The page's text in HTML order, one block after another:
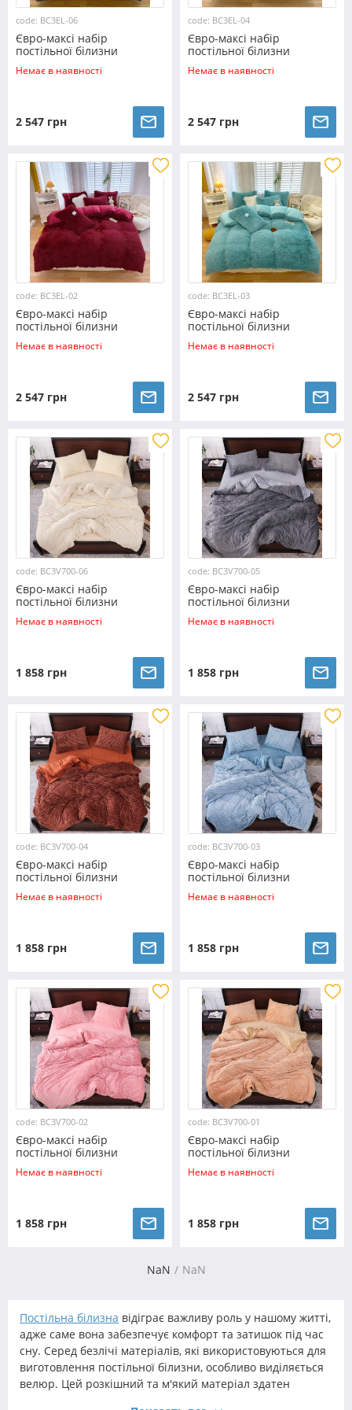
code: BC3EL-06
Євро-максі набір
постільної білизни
200*230 Плюш Травичка
№EL-06 Черешенка™
Немає в наявності
2 547 грн
code: BC3EL-04
Євро-максі набір
постільної білизни
200*230 Плюш Травичка
№EL-04 Черешенка™
Немає в наявності
2 547 грн
code: BC3EL-02
Євро-максі набір
постільної білизни
200*230 Плюш Травичка
№EL-02 Черешенка™
Немає в наявності
2 547 грн
code: BC3EL-03
Євро-максі набір
постільної білизни
200*230 Плюш Травичка
№EL-03 Черешенка™
Немає в наявності
2 547 грн
code: BC3V700-06
Євро-максі набір
постільної білизни
200*230 із Плюш Велюру
№700-06 Черешенка™
Немає в наявності
1 858 грн
code: BC3V700-05
Євро-максі набір
постільної білизни
200*230 із Плюш Велюру
№700-05 Черешенка™
Немає в наявності
1 858 грн
code: BC3V700-04
Євро-максі набір
постільної білизни
200*230 із Плюш Велюру
№700-04 Черешенка™
Немає в наявності
1 858 грн
code: BC3V700-03
Євро-максі набір
постільної білизни
200*230 із Плюш Велюру
№700-03 Черешенка™
Немає в наявності
1 858 грн
code: BC3V700-02
Євро-максі набір
постільної білизни
200*230 із Плюш Велюру
№700-02 Черешенка™
Немає в наявності
1 858 грн
code: BC3V700-01
Євро-максі набір
постільної білизни
200*230 із Плюш Велюру
№700-01 Черешенка™
Немає в наявності
1 858 грн
NaN NaN
Постільна білизна відіграє важливу роль у нашому житті,
адже саме вона забезпечує комфорт та затишок під час
сну. Серед безлічі матеріалів, які використовуються для
виготовлення постільної білизни, особливо виділяється
велюр. Цей розкішний та м'який матеріал здатен